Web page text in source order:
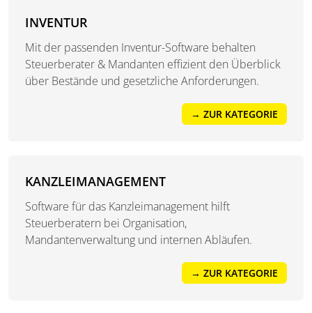
INVENTUR
Mit der passenden Inventur-Software behalten
Steuerberater & Mandanten effizient den Überblick
über Bestände und gesetzliche Anforderungen.
→ ZUR KATEGORIE
KANZLEIMANAGEMENT
Software für das Kanzleimanagement hilft
Steuerberatern bei Organisation,
Mandantenverwaltung und internen Abläufen.
→ ZUR KATEGORIE